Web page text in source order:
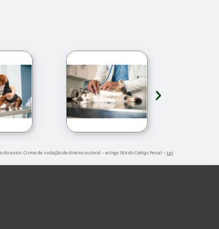
›
autor. Crime de violação de direito autoral – artigo 184 do Código Penal –Lei